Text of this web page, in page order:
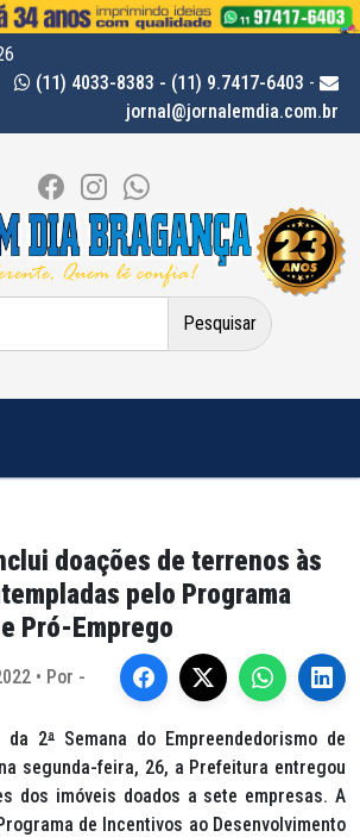
(11) 4033-8383 - (11) 9.7417-6403 -
jornal@jornalemdia.com.br
doações de terrenos às
pelo Programa
Pró-Emprego
• Por -
da 2ª Semana do Empreendedorismo de
segunda-feira, 26, a Prefeitura entregou
dos imóveis doados a sete empresas. A
de Incentivos ao Desenvolvimento